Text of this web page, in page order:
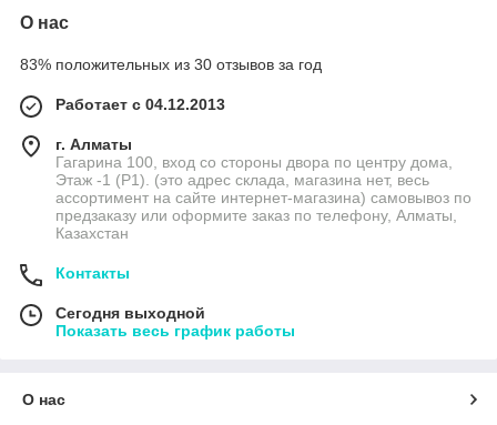
О нас
83% положительных из 30 отзывов за год
Работает с 04.12.2013
г. Алматы
Гагарина 100, вход со стороны двора по центру дома,
Этаж -1 (P1). (это адрес склада, магазина нет, весь
ассортимент на сайте интернет-магазина) самовывоз по
предзаказу или оформите заказ по телефону, Алматы,
Казахстан
Контакты
Сегодня выходной
Показать весь график работы
О нас